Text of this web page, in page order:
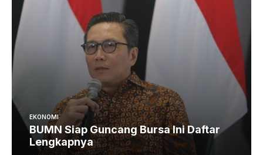
EKONOMI
BUMN Siap Guncang Bursa Ini Daftar
Lengkapnya